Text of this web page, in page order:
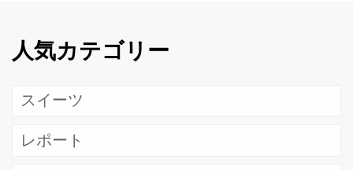
人気カテゴリー
スイーツ
レポート